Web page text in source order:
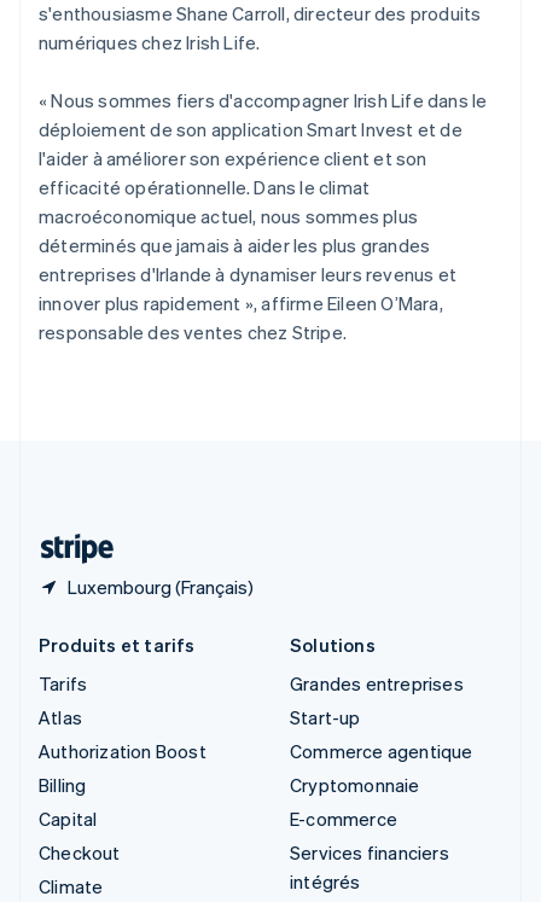
s'enthousiasme Shane Carroll, directeur des produits
numériques chez Irish Life.
« Nous sommes fiers d'accompagner Irish Life dans le
déploiement de son application Smart Invest et de
l'aider à améliorer son expérience client et son
efficacité opérationnelle. Dans le climat
macroéconomique actuel, nous sommes plus
déterminés que jamais à aider les plus grandes
entreprises d'Irlande à dynamiser leurs revenus et
innover plus rapidement », affirme Eileen O’Mara,
responsable des ventes chez Stripe.
Luxembourg (Français)
Portugal
PortuguêsEnglish
English简体中文
République tchèque
English
Roumanie
English
Royaume-Uni
English
Singapour
English简体中文
Slovaquie
English
Produits et tarifs
Tarifs
Atlas
Authorization Boost
Billing
Capital
Checkout
Climate
Solutions
Grandes entreprises
Start-up
Commerce agentique
Cryptomonnaie
E-commerce
Services financiers
intégrés